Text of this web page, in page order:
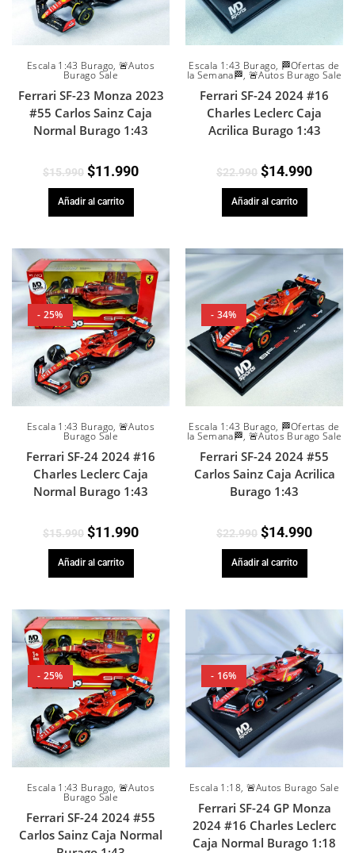
Escala 1:43 Burago,🚨Autos
Burago Sale
Ferrari SF-23 Monza 2023
#55 Carlos Sainz Caja
Normal Burago 1:43
$15.990 $11.990
Añadir al carrito
Escala 1:43 Burago, 🏁Ofertas de
la Semana🏁, 🚨Autos Burago Sale
Ferrari SF-24 2024 #16
Charles Leclerc Caja
Acrilica Burago 1:43
$22.990 $14.990
Añadir al carrito
- 25%
Escala 1:43 Burago,🚨Autos
Burago Sale
Ferrari SF-24 2024 #16
Charles Leclerc Caja
Normal Burago 1:43
$15.990 $11.990
Añadir al carrito
- 34%
Escala 1:43 Burago, 🏁Ofertas de
la Semana🏁, 🚨Autos Burago Sale
Ferrari SF-24 2024 #55
Carlos Sainz Caja Acrilica
Burago 1:43
$22.990 $14.990
Añadir al carrito
- 25%
Escala 1:43 Burago,🚨Autos
Burago Sale
Ferrari SF-24 2024 #55
Carlos Sainz Caja Normal
- 16%
Escala 1:18, 🚨Autos Burago Sale
Ferrari SF-24 GP Monza
2024 #16 Charles Leclerc
Caja Normal Burago 1:18